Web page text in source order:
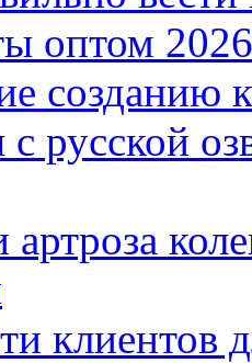
оптом
созданию
русской
артроза
клиентов